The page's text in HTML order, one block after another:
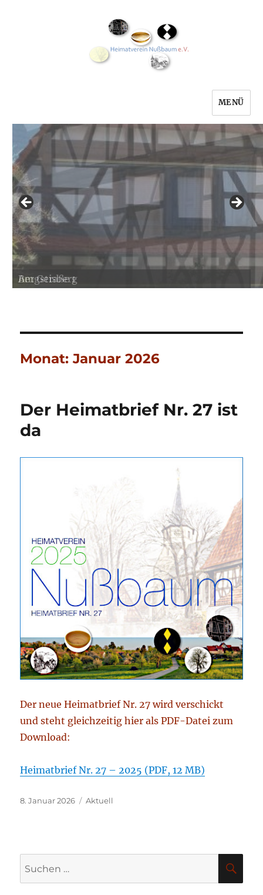
Heimatverein Nußbaum e.V.
MENÜ
Bergstraße 1
Am Geisberg
Monat:Januar 2026
Der Heimatbrief Nr. 27 ist
da
Der neue Heimatbrief Nr. 27 wird verschickt
und steht gleichzeitig hier als PDF-Datei zum
Download:
Heimatbrief Nr. 27 – 2025 (PDF, 12 MB)
Veröffentlicht
8. Januar 2026 Kategorien
Aktuell
nach: